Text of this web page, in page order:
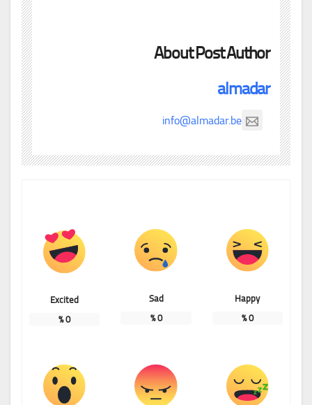
About Post Author
almadar
info@almadar.be
Happy
0
%
Sad
0
%
Excited
0
%